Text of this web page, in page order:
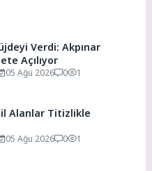
Verdi: Akpınar
Açılıyor
05 Ağu 2026 0 1
Alanlar Titizlikle
05 Ağu 2026 0 1